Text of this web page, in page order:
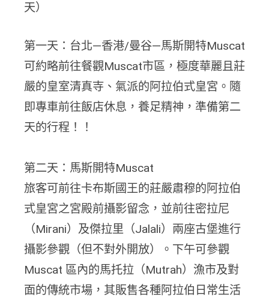
天）
第一天：台北—香港/曼谷—馬斯開特Muscat
可約略前往餐觀Muscat市區，極度華麗且莊
嚴的皇室清真寺、氣派的阿拉伯式皇宮。隨
即專車前往飯店休息，養足精神，準備第二
天的行程！！
第二天：馬斯開特Muscat
旅客可前往卡布斯國王的莊嚴肅穆的阿拉伯
式皇宮之宮殿前攝影留念，並前往密拉尼
（Mirani）及傑拉里（Jalali）兩座古堡進行
攝影參觀（但不對外開放）。下午可參觀
Muscat 區內的馬托拉（Mutrah）漁市及對
面的傳統市場，其販售各種阿拉伯日常生活